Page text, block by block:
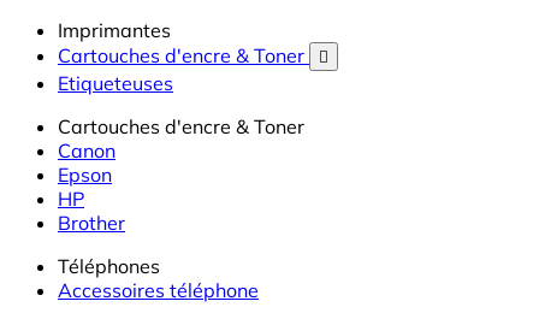
Imprimantes
Cartouches d'encre & Toner

Etiqueteuses
Cartouches d'encre & Toner
Canon
Epson
HP
Brother
Téléphones
Accessoires téléphone